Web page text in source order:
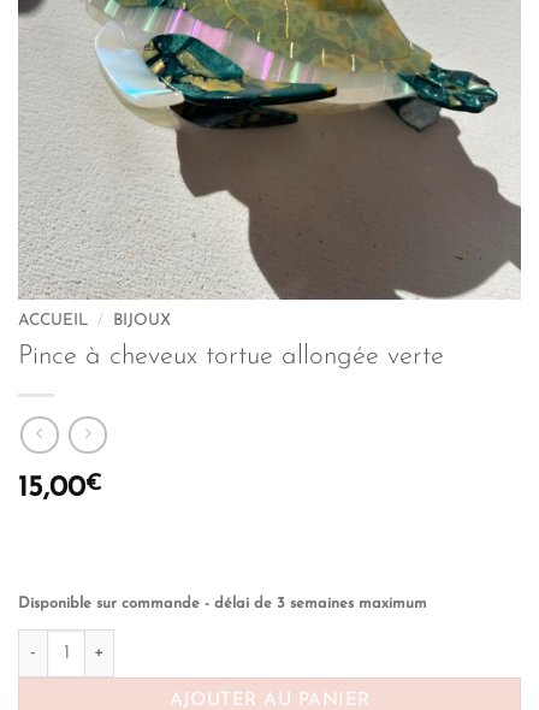
ACCUEIL / BIJOUX
Pince à cheveux tortue allongée verte
15,00€
Disponible sur commande - délai de 3 semaines maximum
quantité de Pince à cheveux tortue allongée verte
AJOUTER AU PANIER